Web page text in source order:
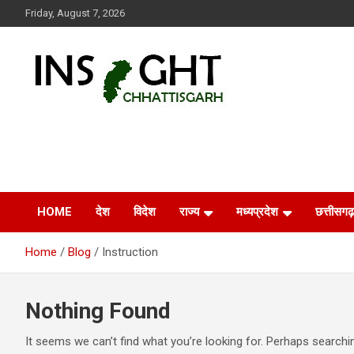
to
Friday, August 7, 2026
HOME देश विदेश राज्य मध्यप्रदेश छत्तीसगढ़
Home Blog Instruction
Nothing Found
It seems we can’t find what you’re looking for. Perhaps